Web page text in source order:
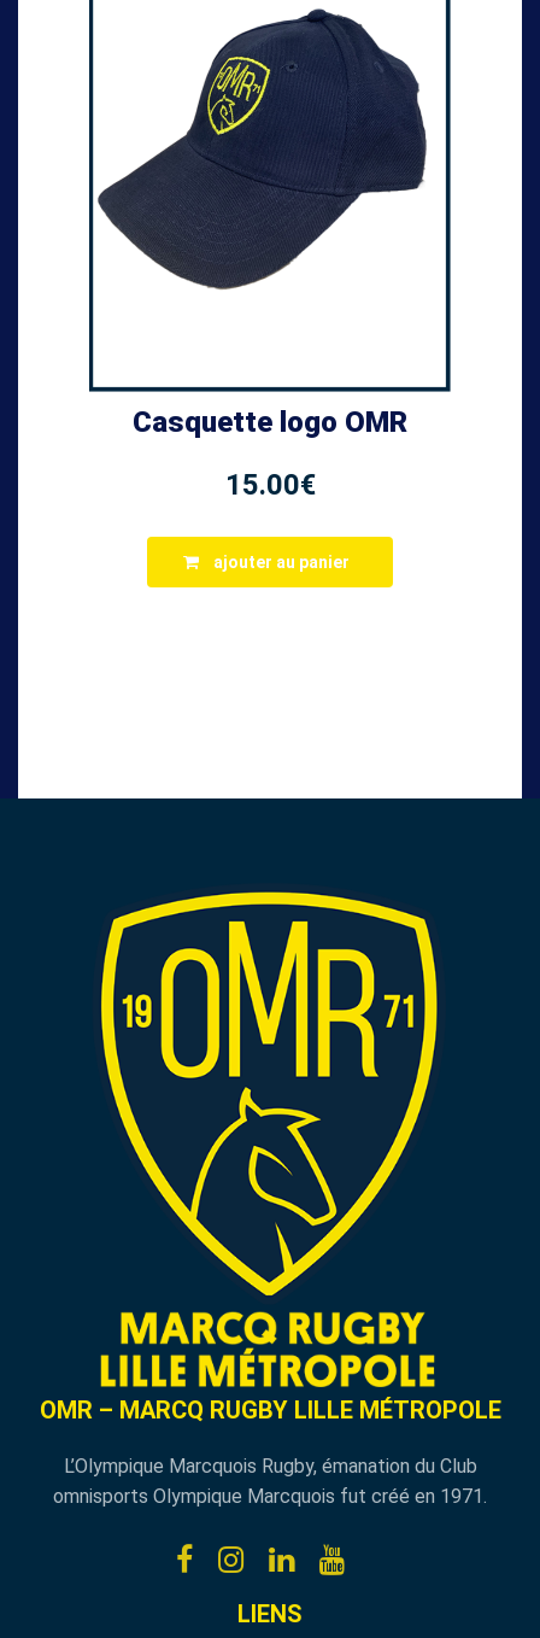
Casquette logo OMR
15.00€
ajouter au panier
OMR – MARCQ RUGBY LILLE MÉTROPOLE
L’Olympique Marcquois Rugby, émanation du Club
omnisports Olympique Marcquois fut créé en 1971.
LIENS